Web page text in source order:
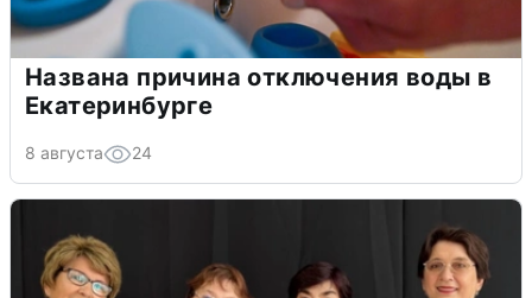
Названа причина отключения воды в
Екатеринбурге
8 августа 24